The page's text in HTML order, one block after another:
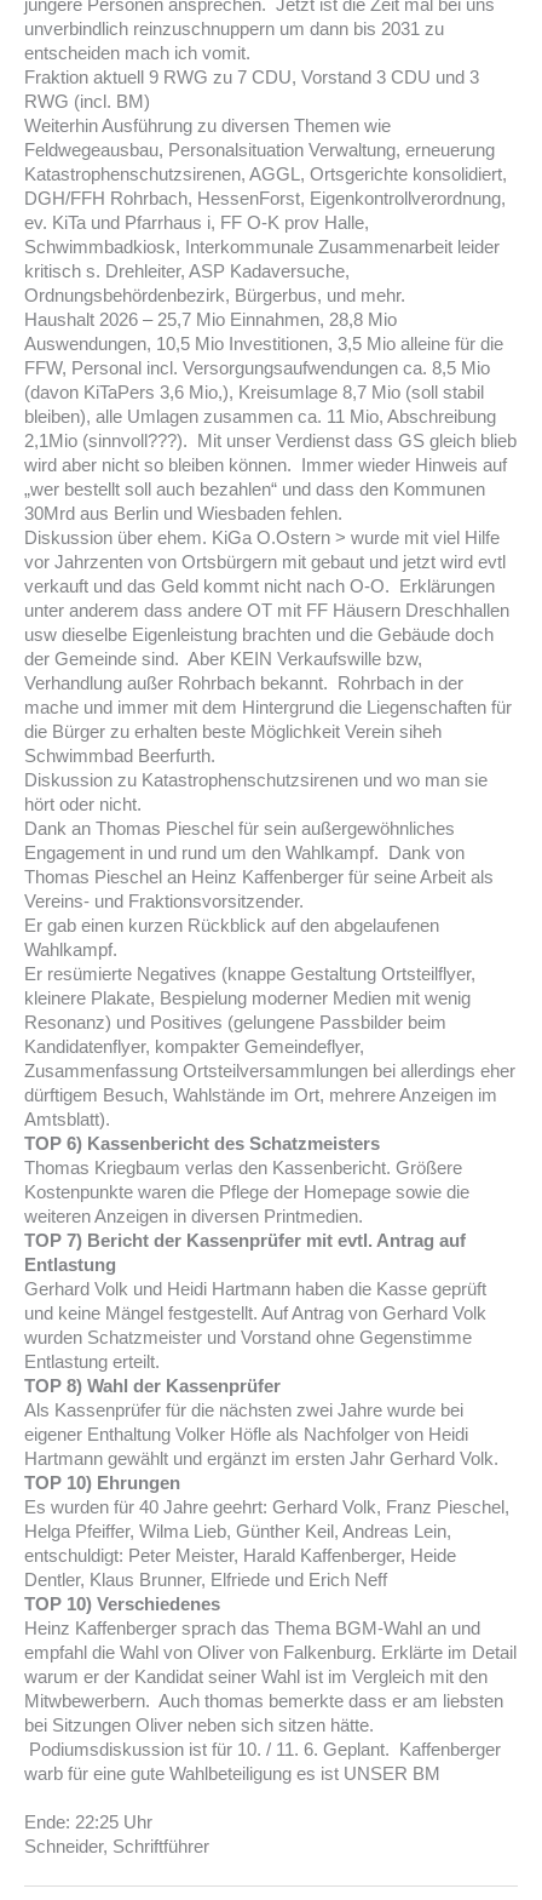
jüngere Personen ansprechen. Jetzt ist die Zeit mal bei uns
unverbindlich reinzuschnuppern um dann bis 2031 zu
entscheiden mach ich vomit.
Fraktion aktuell 9 RWG zu 7 CDU, Vorstand 3 CDU und 3
RWG (incl. BM)
Weiterhin Ausführung zu diversen Themen wie
Feldwegeausbau, Personalsituation Verwaltung, erneuerung
Katastrophenschutzsirenen, AGGL, Ortsgerichte konsolidiert,
DGH/FFH Rohrbach, HessenForst, Eigenkontrollverordnung,
ev. KiTa und Pfarrhaus i, FF O-K prov Halle,
Schwimmbadkiosk, Interkommunale Zusammenarbeit leider
kritisch s. Drehleiter, ASP Kadaversuche,
Ordnungsbehördenbezirk, Bürgerbus, und mehr.
Haushalt 2026 – 25,7 Mio Einnahmen, 28,8 Mio
Auswendungen, 10,5 Mio Investitionen, 3,5 Mio alleine für die
FFW, Personal incl. Versorgungsaufwendungen ca. 8,5 Mio
(davon KiTaPers 3,6 Mio,), Kreisumlage 8,7 Mio (soll stabil
bleiben), alle Umlagen zusammen ca. 11 Mio, Abschreibung
2,1Mio (sinnvoll???). Mit unser Verdienst dass GS gleich blieb
wird aber nicht so bleiben können. Immer wieder Hinweis auf
„wer bestellt soll auch bezahlen“ und dass den Kommunen
30Mrd aus Berlin und Wiesbaden fehlen.
Diskussion über ehem. KiGa O.Ostern > wurde mit viel Hilfe
vor Jahrzenten von Ortsbürgern mit gebaut und jetzt wird evtl
verkauft und das Geld kommt nicht nach O-O. Erklärungen
unter anderem dass andere OT mit FF Häusern Dreschhallen
usw dieselbe Eigenleistung brachten und die Gebäude doch
der Gemeinde sind. Aber KEIN Verkaufswille bzw,
Verhandlung außer Rohrbach bekannt. Rohrbach in der
mache und immer mit dem Hintergrund die Liegenschaften für
die Bürger zu erhalten beste Möglichkeit Verein siheh
Schwimmbad Beerfurth.
Diskussion zu Katastrophenschutzsirenen und wo man sie
hört oder nicht.
Dank an Thomas Pieschel für sein außergewöhnliches
Engagement in und rund um den Wahlkampf. Dank von
Thomas Pieschel an Heinz Kaffenberger für seine Arbeit als
Vereins- und Fraktionsvorsitzender.
Er gab einen kurzen Rückblick auf den abgelaufenen
Wahlkampf.
Er resümierte Negatives (knappe Gestaltung Ortsteilflyer,
kleinere Plakate, Bespielung moderner Medien mit wenig
Resonanz) und Positives (gelungene Passbilder beim
Kandidatenflyer, kompakter Gemeindeflyer,
Zusammenfassung Ortsteilversammlungen bei allerdings eher
dürftigem Besuch, Wahlstände im Ort, mehrere Anzeigen im
Amtsblatt).
TOP 6) Kassenbericht des Schatzmeisters
Thomas Kriegbaum verlas den Kassenbericht. Größere
Kostenpunkte waren die Pflege der Homepage sowie die
weiteren Anzeigen in diversen Printmedien.
TOP 7) Bericht der Kassenprüfer mit evtl. Antrag auf
Entlastung
Gerhard Volk und Heidi Hartmann haben die Kasse geprüft
und keine Mängel festgestellt. Auf Antrag von Gerhard Volk
wurden Schatzmeister und Vorstand ohne Gegenstimme
Entlastung erteilt.
TOP 8) Wahl der Kassenprüfer
Als Kassenprüfer für die nächsten zwei Jahre wurde bei
eigener Enthaltung Volker Höfle als Nachfolger von Heidi
Hartmann gewählt und ergänzt im ersten Jahr Gerhard Volk.
TOP 10) Ehrungen
Es wurden für 40 Jahre geehrt: Gerhard Volk, Franz Pieschel,
Helga Pfeiffer, Wilma Lieb, Günther Keil, Andreas Lein,
entschuldigt: Peter Meister, Harald Kaffenberger, Heide
Dentler, Klaus Brunner, Elfriede und Erich Neff
TOP 10) Verschiedenes
Heinz Kaffenberger sprach das Thema BGM-Wahl an und
empfahl die Wahl von Oliver von Falkenburg. Erklärte im Detail
warum er der Kandidat seiner Wahl ist im Vergleich mit den
Mitwbewerbern. Auch thomas bemerkte dass er am liebsten
bei Sitzungen Oliver neben sich sitzen hätte.
Podiumsdiskussion ist für 10. / 11. 6. Geplant. Kaffenberger
warb für eine gute Wahlbeteiligung es ist UNSER BM
Ende: 22:25 Uhr
Schneider, Schriftführer